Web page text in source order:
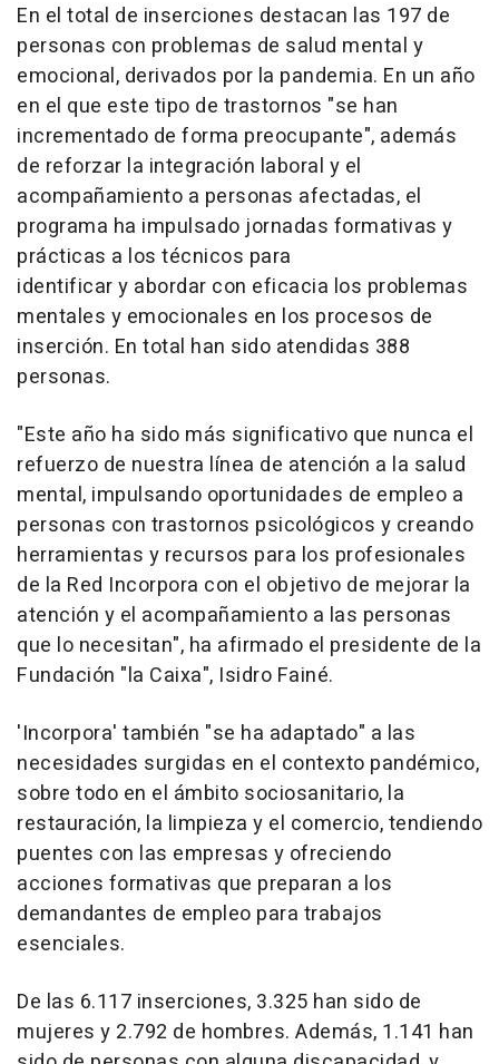
En el total de inserciones destacan las 197 de
personas con problemas de salud mental y
emocional, derivados por la pandemia. En un año
en el que este tipo de trastornos "se han
incrementado de forma preocupante", además
de reforzar la integración laboral y el
acompañamiento a personas afectadas, el
programa ha impulsado jornadas formativas y
prácticas a los técnicos para
identificar y abordar con eficacia los problemas
mentales y emocionales en los procesos de
inserción. En total han sido atendidas 388
personas.
"Este año ha sido más significativo que nunca el
refuerzo de nuestra línea de atención a la salud
mental, impulsando oportunidades de empleo a
personas con trastornos psicológicos y creando
herramientas y recursos para los profesionales
de la Red Incorpora con el objetivo de mejorar la
atención y el acompañamiento a las personas
que lo necesitan", ha afirmado el presidente de la
Fundación "la Caixa", Isidro Fainé.
'Incorpora' también "se ha adaptado" a las
necesidades surgidas en el contexto pandémico,
sobre todo en el ámbito sociosanitario, la
restauración, la limpieza y el comercio, tendiendo
puentes con las empresas y ofreciendo
acciones formativas que preparan a los
demandantes de empleo para trabajos
esenciales.
De las 6.117 inserciones, 3.325 han sido de
mujeres y 2.792 de hombres. Además, 1.141 han